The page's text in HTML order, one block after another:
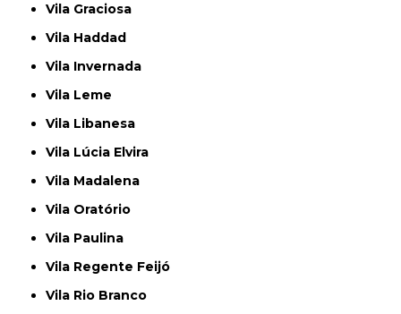
Vila Graciosa
Vila Haddad
Vila Invernada
Vila Leme
Vila Libanesa
Vila Lúcia Elvira
Vila Madalena
Vila Oratório
Vila Paulina
Vila Regente Feijó
Vila Rio Branco